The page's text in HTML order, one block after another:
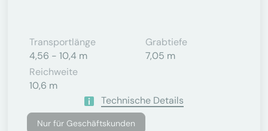
Transportlänge
4,56 - 10,4 m
Grabtiefe
7,05 m
Reichweite
10,6 m
Technische Details
Nur für Geschäftskunden